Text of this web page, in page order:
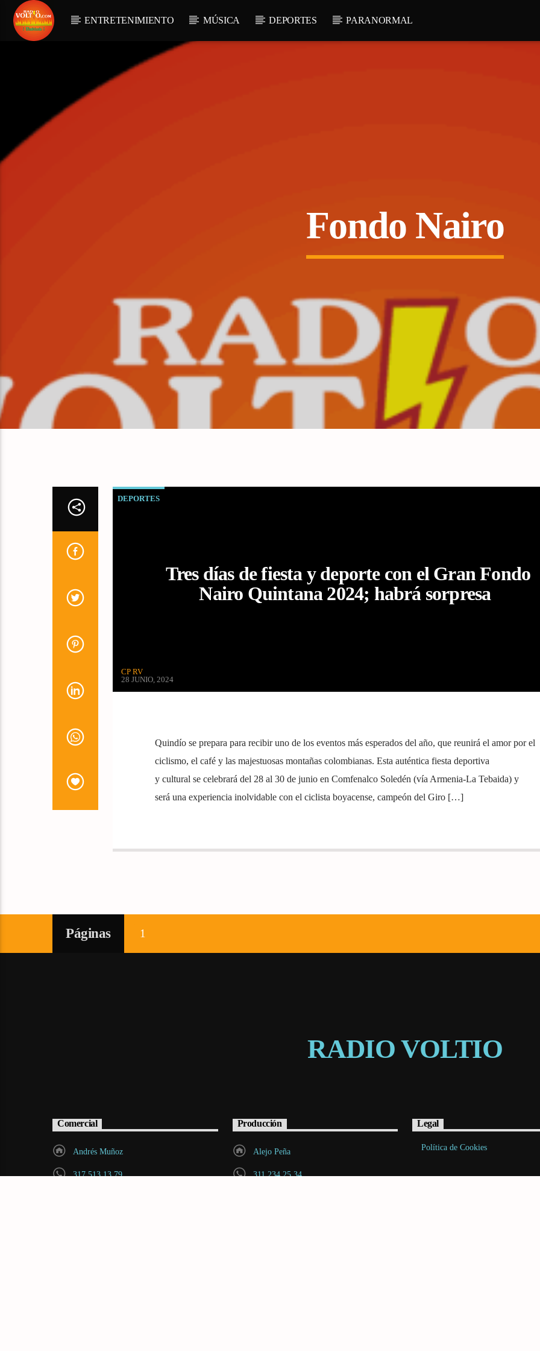
ENTRETENIMIENTO MÚSICA DEPORTES PARANORMAL
Fondo Nairo
DEPORTES
Tres días de fiesta y deporte con el Gran Fondo
Nairo Quintana 2024; habrá sorpresa
CP RV
28 JUNIO, 2024
Quindío se prepara para recibir uno de los eventos más esperados del año, que reunirá el amor por el
ciclismo, el café y las majestuosas montañas colombianas. Esta auténtica fiesta deportiva
y cultural se celebrará del 28 al 30 de junio en Comfenalco Soledén (vía Armenia-La Tebaida) y
será una experiencia inolvidable con el ciclista boyacense, campeón del Giro […]
Páginas 1
RADIO VOLTIO
Comercial
Andrés Muñoz
317 513 13 79
Producción
Alejo Peña
311 234 25 34
Legal
Política de Cookies